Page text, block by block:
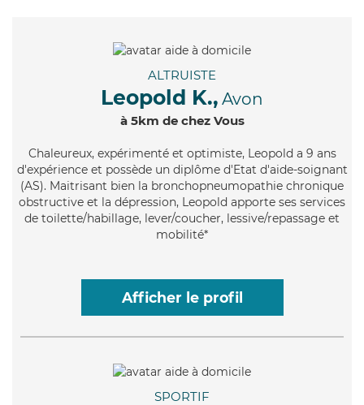
ALTRUISTE
Leopold K., Avon
à 5km de chez Vous
Chaleureux, expérimenté et optimiste, Leopold a 9 ans
d'expérience et possède un diplôme d'Etat d'aide-soignant
(AS). Maitrisant bien la bronchopneumopathie chronique
obstructive et la dépression, Leopold apporte ses services
de toilette/habillage, lever/coucher, lessive/repassage et
mobilité*
Afficher le profil
SPORTIF